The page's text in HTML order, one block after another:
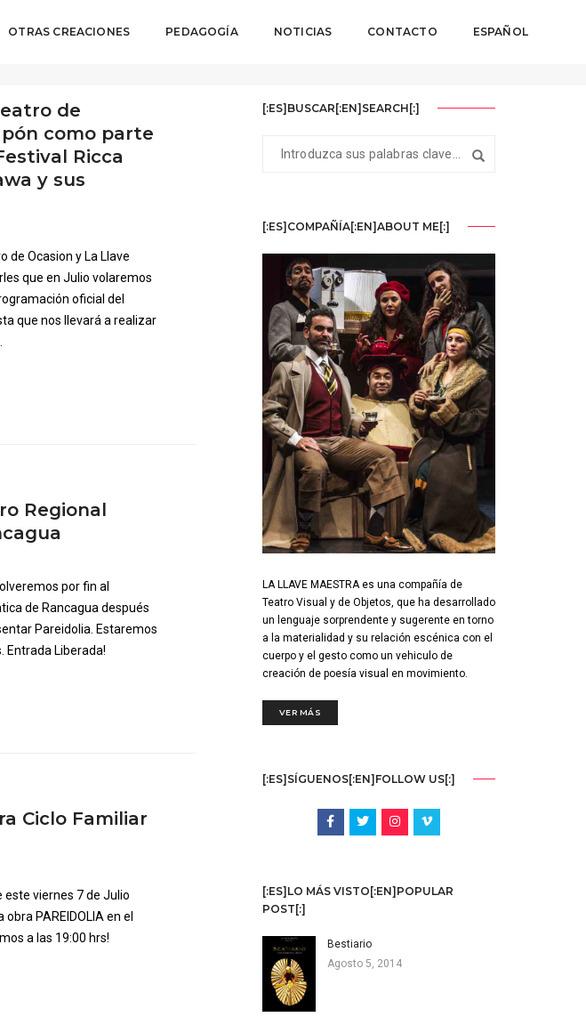
OTRAS CREACIONES PEDAGOGÍA NOTICIAS CONTACTO ESPAÑOL
de
como parte
Ricca
y sus
de Ocasion y La Llave
que en Julio volaremos
oficial del
que nos llevará a realizar
Regional
por fin al
de Rancagua después
Pareidolia. Estaremos
Entrada Liberada!
Ciclo Familiar
viernes 7 de Julio
PAREIDOLIA en el
a las 19:00 hrs!
[:ES]BUSCAR[:EN]SEARCH[:]
[:ES]COMPAÑÍA[:EN]ABOUT ME[:]
LA LLAVE MAESTRA es una compañía de
Teatro Visual y de Objetos, que ha desarrollado
un lenguaje sorprendente y sugerente en torno
a la materialidad y su relación escénica con el
cuerpo y el gesto como un vehiculo de
creación de poesía visual en movimiento.
VER MÁS
[:ES]SÍGUENOS[:EN]FOLLOW US[:]
[:ES]LO MÁS VISTO[:EN]POPULAR
POST[:]
Bestiario
Agosto 5, 2014